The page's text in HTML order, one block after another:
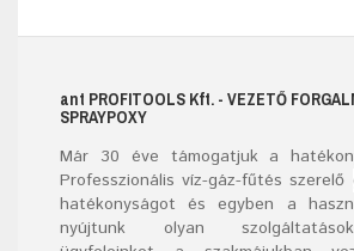
ant PROFITOOLS Kft. - VEZETŐ
SPRAYPOXY
Már 30 éve támogatjuk a
Professzionális víz-gáz-fűtés szerelő
hatékonyságot és egyben a
nyújtunk olyan